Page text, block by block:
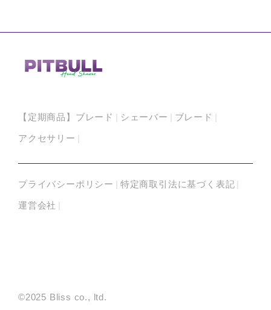
【定期商品】ブレード シェーバー ブレード
アクセサリー
プライバシーポリシー 特定商取引法に基づく表記
運営会社
©2025 Bliss co., ltd.